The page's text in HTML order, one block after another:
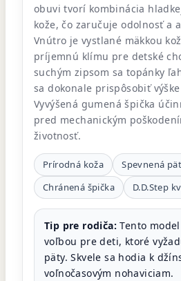
obuvi tvorí kombinácia
kože, čo zaručuje odolnosť a
Vnútro je vystlané mäkkou
príjemnú klímu pre detské
suchým zipsom sa topánky
sa dokonale prispôsobiť
Vyvýšená gumená špička
pred mechanickým
životnosť.
Prírodná koža
Spevnená
Chránená špička
D.D.Step
Tip pre rodiča: Tento
voľbou pre deti, ktoré
päty. Skvele sa hodia k
voľnočasovým nohaviciam.